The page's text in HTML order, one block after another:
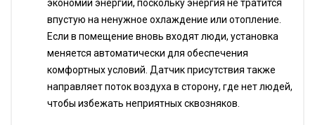
экономии энергии, поскольку энергия не тратится
впустую на ненужное охлаждение или отопление.
Если в помещение вновь входят люди, установка
меняется автоматически для обеспечения
комфортных условий. Датчик присутствия также
направляет поток воздуха в сторону, где нет людей,
чтобы избежать неприятных сквозняков.